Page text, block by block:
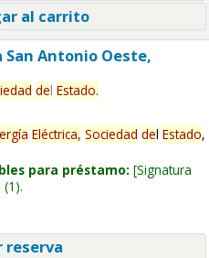
al carrito
Antonio Oeste,
del Estado.
Eléctrica, Sociedad del Estado,
para préstamo: Signatura
(1).
reserva